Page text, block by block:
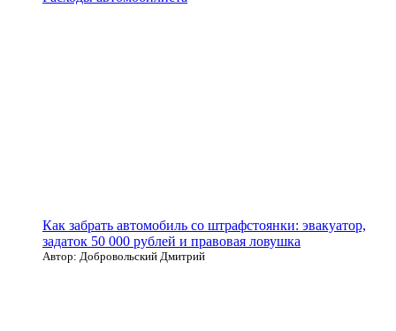
Как забрать автомобиль со штрафстоянки: эвакуатор,
задаток 50 000 рублей и правовая ловушка
Автор: Добровольский Дмитрий